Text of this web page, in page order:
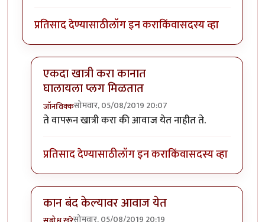
प्रतिसाद देण्यासाठीलॉग इन कराकिंवासदस्य व्हा
एकदा खात्री करा कानात
घालायला प्लग मिळतात
जॉनविक्कसोमवार, 05/08/2019 20:07
In reply toनाही.byतमराज किल्विष
ते वापरून खात्री करा की आवाज येत नाहीत ते.
प्रतिसाद देण्यासाठीलॉग इन कराकिंवासदस्य व्हा
कान बंद केल्यावर आवाज येत